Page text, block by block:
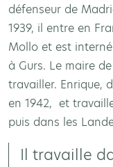
défenseur de
1939, il entre en
Mollo et est
à Gurs. Le maire
travailler. Enrique,
en 1942, et
puis dans les
Il travaille